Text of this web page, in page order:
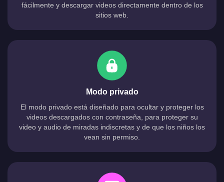
fácilmente y descargar videos directamente dentro de los
sitios web.
Modo privado
El modo privado está diseñado para ocultar y proteger los
videos descargados con contraseña, para proteger su
video y audio de miradas indiscretas y de que los niños los
vean sin permiso.